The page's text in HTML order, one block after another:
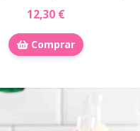
12,30 €
Comprar